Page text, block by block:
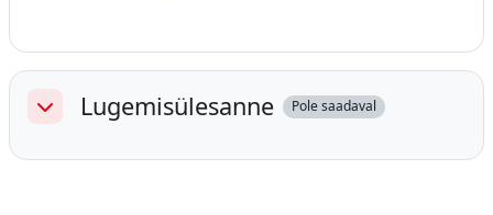
AhendaLugemisülesanne Pole saadaval